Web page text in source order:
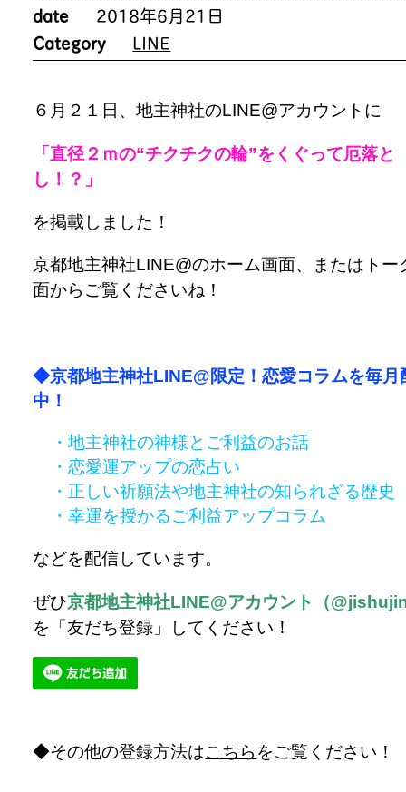
date
2018年6月21日
Category
LINE
６月２１日、地主神社のLINE@アカウントに
「直径２ｍの“チクチクの輪”をくぐって厄落と
し！？」
を掲載しました！
京都地主神社LINE@のホーム画面、またはトー
面からご覧くださいね！
◆京都地主神社LINE@限定！恋愛コラムを毎月
中！
・地主神社の神様とご利益のお話
・恋愛運アップの恋占い
・正しい祈願法や地主神社の知られざる歴史
・幸運を授かるご利益アップコラム
などを配信しています。
ぜひ京都地主神社LINE@アカウント（
を「友だち登録」してください！
その他の登録方法はこちら をご覧ください！